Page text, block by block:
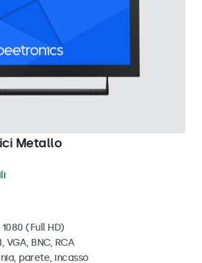
Metallo
(Full HD)
VGA, BNC, RCA
parete, incasso